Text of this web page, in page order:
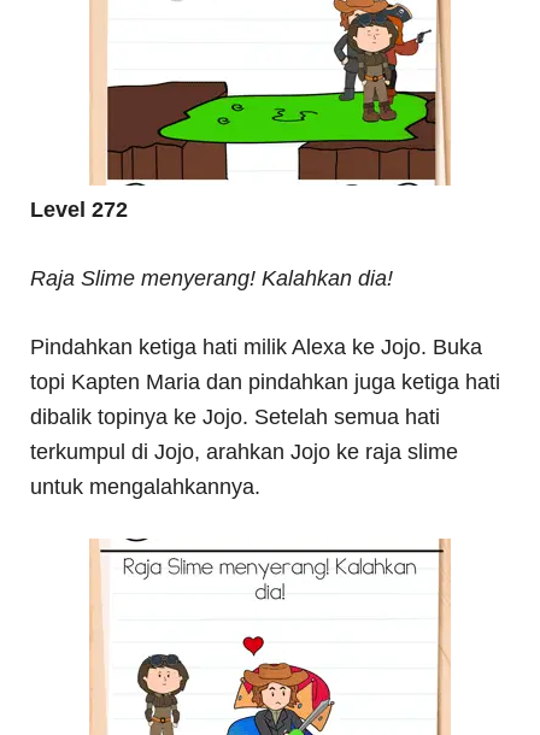
Level 272
Raja Slime menyerang! Kalahkan dia!
Pindahkan ketiga hati milik Alexa ke Jojo. Buka
topi Kapten Maria dan pindahkan juga ketiga hati
dibalik topinya ke Jojo. Setelah semua hati
terkumpul di Jojo, arahkan Jojo ke raja slime
untuk mengalahkannya.